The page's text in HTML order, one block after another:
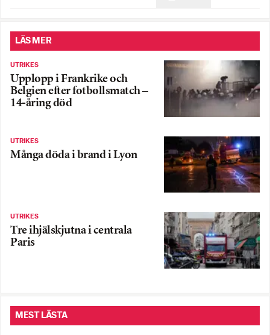
LÄS MER
UTRIKES
Upplopp i Frankrike och
Belgien efter fotbollsmatch –
14-åring död
UTRIKES
Många döda i brand i Lyon
UTRIKES
Tre ihjälskjutna i centrala
Paris
MEST LÄSTA